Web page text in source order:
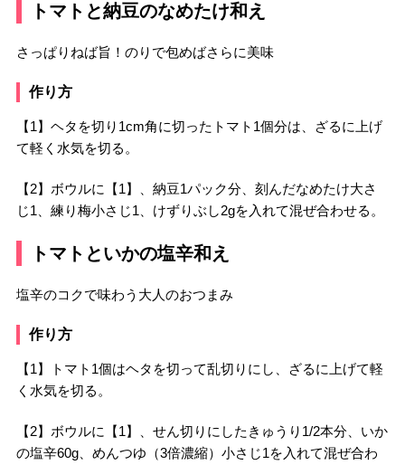
トマトと納豆のなめたけ和え
さっぱりねば旨！のりで包めばさらに美味
作り方
【1】ヘタを切り1cm角に切ったトマト1個分は、ざるに上げ
て軽く水気を切る。
【2】ボウルに【1】、納豆1パック分、刻んだなめたけ大さ
じ1、練り梅小さじ1、けずりぶし2gを入れて混ぜ合わせる。
トマトといかの塩辛和え
塩辛のコクで味わう大人のおつまみ
作り方
【1】トマト1個はヘタを切って乱切りにし、ざるに上げて軽
く水気を切る。
【2】ボウルに【1】、せん切りにしたきゅうり1/2本分、いか
の塩辛60g、めんつゆ（3倍濃縮）小さじ1を入れて混ぜ合わ